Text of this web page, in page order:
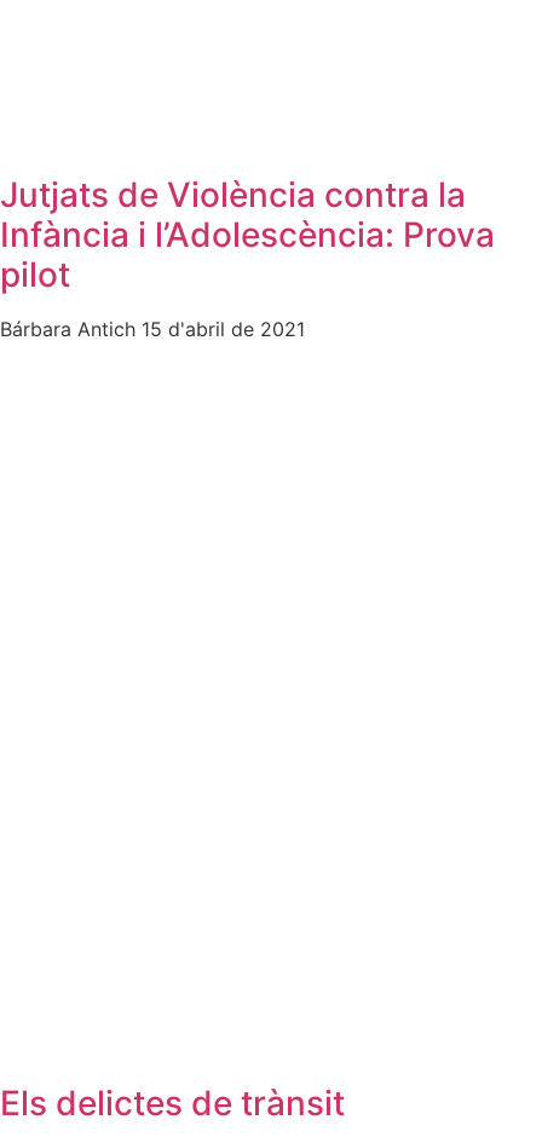
Jutjats de Violència contra la
Infància i l’Adolescència: Prova
pilot
Bárbara Antich 15 d'abril de 2021
Els delictes de trànsit